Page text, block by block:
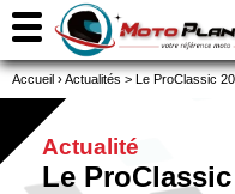
Accueil ›Actualités > Le ProClassic
Actualité
Le